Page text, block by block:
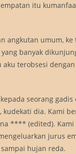
itu
angkutan umum,
banyak
terobsesi
seorang
kudekati dia. Kami
**** (edited).
jurus
hujan reda.